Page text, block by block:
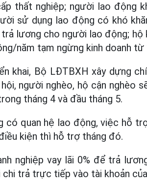
thất nghiệp; người lao động
sử dụng lao động có khó
lương cho người lao động; hộ
năm tạm ngừng kinh doanh từ
khai, Bộ LĐTBXH xây dựng
người nghèo, hộ cận nghèo
tháng 4 và đầu tháng 5.
quan hệ lao động, việc hỗ
kiện thì hỗ trợ tháng đó.
nghiệp vay lãi 0% để trả
chi trả trực tiếp vào tài khoản